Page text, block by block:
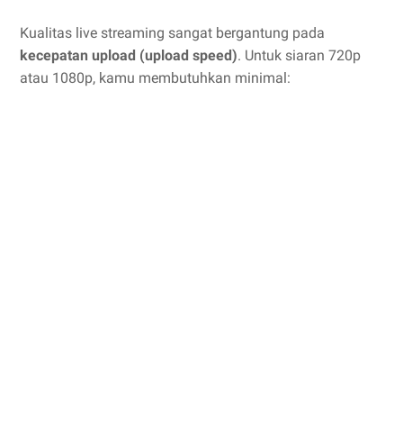
Kualitas live streaming sangat bergantung pada
kecepatan upload (upload speed). Untuk siaran 720p
atau 1080p, kamu membutuhkan minimal: